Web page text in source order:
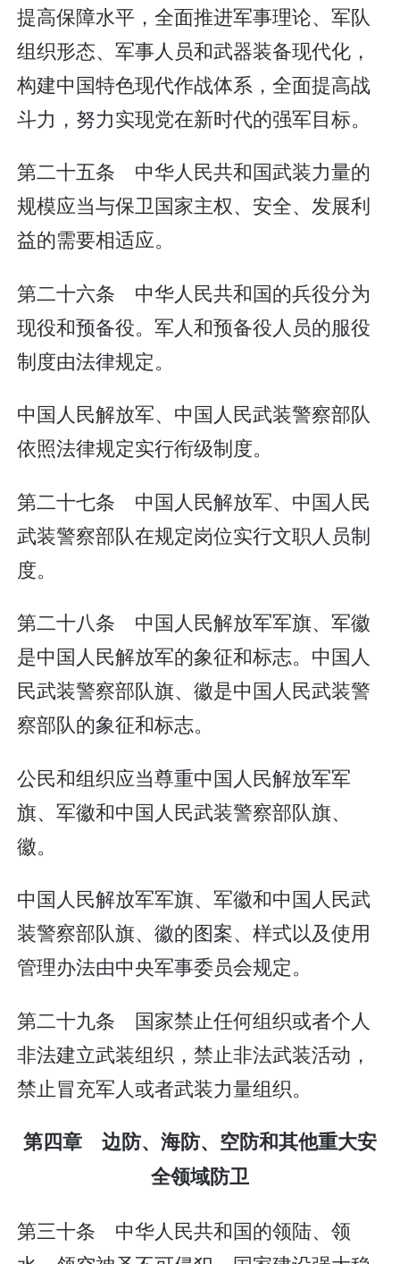
提高保障水平，全面推进军事理论、军队
组织形态、军事人员和武器装备现代化，
构建中国特色现代作战体系，全面提高战
斗力，努力实现党在新时代的强军目标。
第二十五条 中华人民共和国武装力量的
规模应当与保卫国家主权、安全、发展利
益的需要相适应。
第二十六条 中华人民共和国的兵役分为
现役和预备役。军人和预备役人员的服役
制度由法律规定。
中国人民解放军、中国人民武装警察部队
依照法律规定实行衔级制度。
第二十七条 中国人民解放军、中国人民
武装警察部队在规定岗位实行文职人员制
度。
第二十八条 中国人民解放军军旗、军徽
是中国人民解放军的象征和标志。中国人
民武装警察部队旗、徽是中国人民武装警
察部队的象征和标志。
公民和组织应当尊重中国人民解放军军
旗、军徽和中国人民武装警察部队旗、
徽。
中国人民解放军军旗、军徽和中国人民武
装警察部队旗、徽的图案、样式以及使用
管理办法由中央军事委员会规定。
第二十九条 国家禁止任何组织或者个人
非法建立武装组织，禁止非法武装活动，
禁止冒充军人或者武装力量组织。
第四章 边防、海防、空防和其他重大安
全领域防卫
第三十条 中华人民共和国的领陆、领